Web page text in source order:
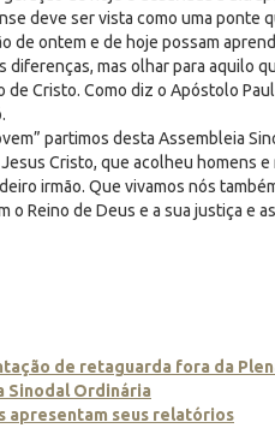
deve ser vista como uma ponte
de ontem e de hoje possam
mas olhar para aquilo
Cristo. Como diz o Apóstolo
partimos desta Assembleia
Cristo, que acolheu homens
irmão. Que vivamos nós
Reino de Deus e a sua justiça e
de retaguarda fora da
Sinodal Ordinária
apresentam seus relatórios